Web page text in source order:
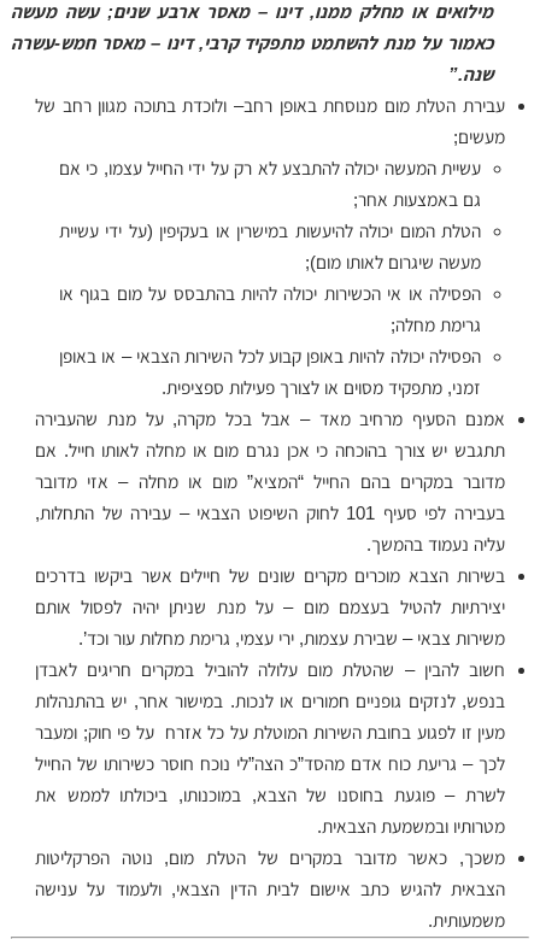
מילואים או מחלק ממנו, דינו – מאסר ארבע שנים; עשה מעשה
כאמור על מנת להשתמט מתפקיד קרבי, דינו – מאסר חמש-עשרה
שנה.”
עבירת הטלת מום מנוסחת באופן רחב– ולוכדת בתוכה מגוון רחב של
מעשים;
עשיית המעשה יכולה להתבצע לא רק על ידי החייל עצמו, כי אם
גם באמצעות אחר;
הטלת המום יכולה להיעשות במישרין או בעקיפין (על ידי עשיית
מעשה שיגרום לאותו מום);
הפסילה או אי הכשירות יכולה להיות בהתבסס על מום בגוף או
גרימת מחלה;
הפסילה יכולה להיות באופן קבוע לכל השירות הצבאי – או באופן
זמני, מתפקיד מסוים או לצורך פעילות ספציפית.
אמנם הסעיף מרחיב מאד – אבל בכל מקרה, על מנת שהעבירה
תתגבש יש צורך בהוכחה כי אכן נגרם מום או מחלה לאותו חייל. אם
מדובר במקרים בהם החייל “המציא” מום או מחלה – אזי מדובר
בעבירה לפי סעיף 101 לחוק השיפוט הצבאי – עבירה של התחלות,
עליה נעמוד בהמשך.
בשירות הצבא מוכרים מקרים שונים של חיילים אשר ביקשו בדרכים
יצירתיות להטיל בעצמם מום – על מנת שניתן יהיה לפסול אותם
משירות צבאי – שבירת עצמות, ירי עצמי, גרימת מחלות עור וכד’.
חשוב להבין – שהטלת מום עלולה להוביל במקרים חריגים לאבדן
בנפש, לנזקים גופניים חמורים או לנכות. במישור אחר, יש בהתנהלות
מעין זו לפגוע בחובת השירות המוטלת על כל אזרח על פי חוק; ומעבר
לכך – גריעת כוח אדם מהסד”כ הצה”לי נוכח חוסר כשירותו של החייל
לשרת – פוגעת בחוסנו של הצבא, במוכנותו, ביכולתו לממש את
מטרותיו ובמשמעת הצבאית.
משכך, כאשר מדובר במקרים של הטלת מום, נוטה הפרקליטות
הצבאית להגיש כתב אישום לבית הדין הצבאי, ולעמוד על ענישה
משמעותית.